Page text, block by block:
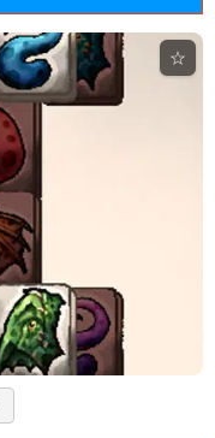
チームで敵の侵攻を食い
せてクリックして進ませ
揃えるカラーパズルゲ
フラ...
ラザーズをブラウザゲー
☆